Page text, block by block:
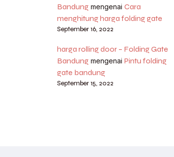
Bandungmengenai Cara
menghitung harga folding gate
September 16, 2022
harga rolling door – Folding Gate
Bandungmengenai Pintu folding
gate bandung
September 15, 2022